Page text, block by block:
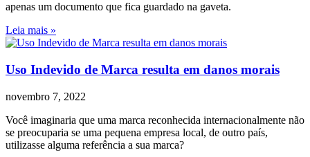
apenas um documento que fica guardado na gaveta.
Leia mais »
Uso Indevido de Marca resulta em danos morais
novembro 7, 2022
Você imaginaria que uma marca reconhecida internacionalmente não
se preocuparia se uma pequena empresa local, de outro país,
utilizasse alguma referência a sua marca?